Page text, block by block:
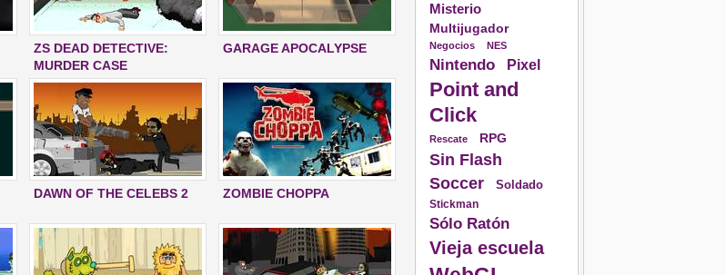
ZS DEAD DETECTIVE:
MURDER CASE
GARAGE APOCALYPSE
DAWN OF THE CELEBS 2 ZOMBIE CHOPPA
Misterio
Multijugador
Negocios NES
Nintendo Pixel
Point and
Click
Rescate RPG
Sin Flash
Soccer Soldado
Stickman
Sólo Ratón
Vieja escuela